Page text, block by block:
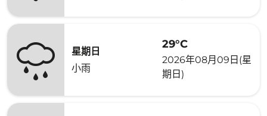
星期日
小雨
29°C
2026年08月09日(星
期日)